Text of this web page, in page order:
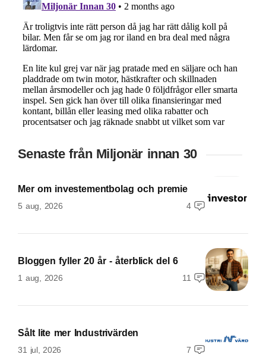
Senaste från Miljonär innan 30
Mer om investementbolag och premie
5 aug, 2026 4
Bloggen fyller 20 år - återblick del 6
1 aug, 2026 11
Sålt lite mer Industrivärden
31 jul, 2026 7